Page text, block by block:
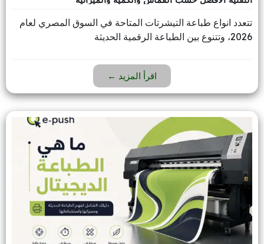
تتعدد انواع طباعة التيشرتات المتاحة في السوق المصري لعام
2026، وتتنوع بين الطباعة الرقمية الحديثة
اقرأ المزيد ←